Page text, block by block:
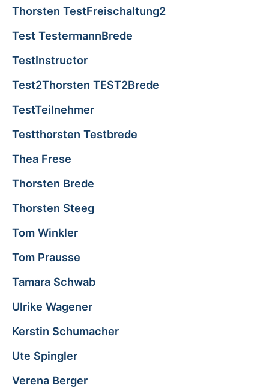
Thorsten TestFreischaltung2
Test TestermannBrede
TestInstructor
Test2Thorsten TEST2Brede
TestTeilnehmer
Testthorsten Testbrede
Thea Frese
Thorsten Brede
Thorsten Steeg
Tom Winkler
Tom Prausse
Tamara Schwab
Ulrike Wagener
Kerstin Schumacher
Ute Spingler
Verena Berger